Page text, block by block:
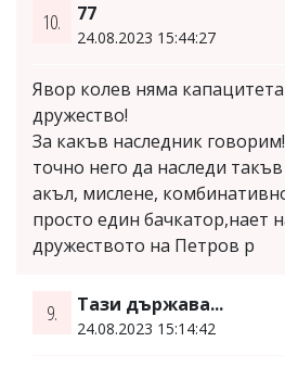
10. 77
24.08.2023 15:44:27
Явор колев няма
дружество!
За какъв наследник
точно него да наследи
акъл, мислене,
просто един бачкатор,нает
дружеството на Петров р
9. Тази държава...
24.08.2023 15:14:42